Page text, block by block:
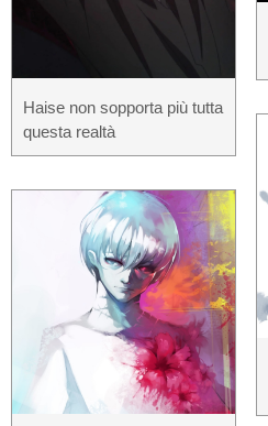
Haise non sopporta più tutta
questa realtà